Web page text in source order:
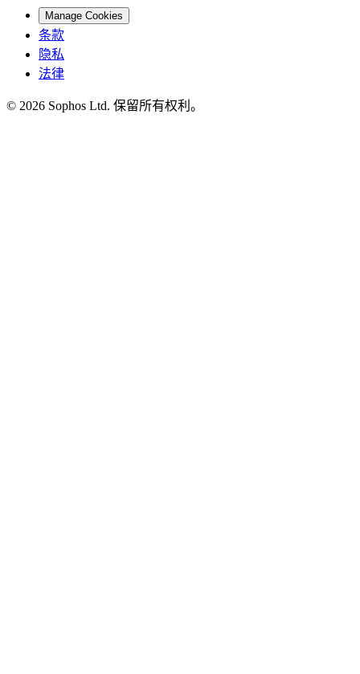
Manage Cookies
条款
隐私
法律
© 2026 Sophos Ltd. 保留所有权利。